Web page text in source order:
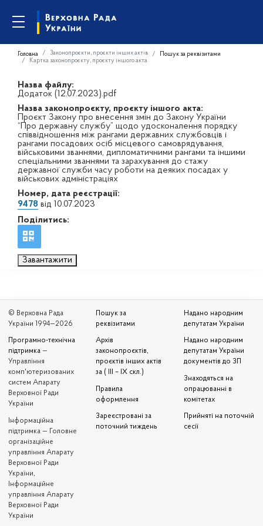
Головна Законопроєкти, проєкти інших актів
Пошук за реквізитами
Картка законопроєкту, проєкту іншого акта
Назва файлу:
Додаток (12.07.2023).pdf
Назва законопроєкту, проєкту іншого акта:
Проєкт Закону про внесення змін до Закону України
“Про державну службу” щодо удосконалення порядку
співвідношення між рангами державних службовців і
рангами посадових осіб місцевого самоврядування,
військовими званнями, дипломатичними рангами та іншими
спеціальними званнями та зарахування до стажу
державної служби часу роботи на деяких посадах у
військових адміністраціях
Номер, дата реєстрації:
9478 від 10.07.2023
Поділитись:
Завантажити
© Верховна Рада
України 1994—2026
Програмно-технічна
підтримка —
Управління
комп'ютеризованих
систем Апарату
Верховної Ради
України
Iнформаційна
підтримка — Головне
організаційне
управління Апарату
Верховної Ради
України,
Інформаційне
управління Апарату
Верховної Ради
України
Пошук за
реквізитами
Архів
законопроєктів,
проєктів інших актів
за ( III – IX скл.)
Правила
оформлення
Зареєстровані за
поточний тиждень
Надано народним
депутатам України
Надано народним
депутатам України
документів до ЗП
Знаходяться на
опрацюванні в
комітетах
Прийняті на поточній
сесії